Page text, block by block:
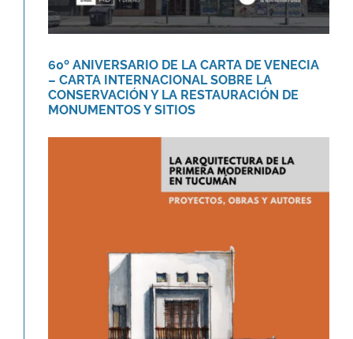
60º ANIVERSARIO DE LA CARTA DE VENECIA
– CARTA INTERNACIONAL SOBRE LA
CONSERVACIÓN Y LA RESTAURACIÓN DE
MONUMENTOS Y SITIOS
Libro «La arquitectura de la
primera modernidad en Tucumán.»
Novedades